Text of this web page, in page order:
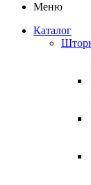
Меню
Каталог